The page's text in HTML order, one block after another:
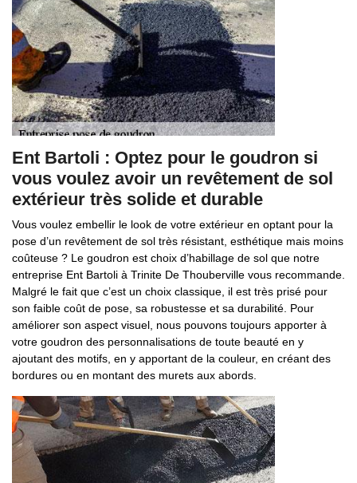
Ent Bartoli : Optez pour le goudron si
vous voulez avoir un revêtement de sol
extérieur très solide et durable
Vous voulez embellir le look de votre extérieur en optant pour la
pose d’un revêtement de sol très résistant, esthétique mais moins
coûteuse ? Le goudron est choix d’habillage de sol que notre
entreprise Ent Bartoli à Trinite De Thouberville vous recommande.
Malgré le fait que c’est un choix classique, il est très prisé pour
son faible coût de pose, sa robustesse et sa durabilité. Pour
améliorer son aspect visuel, nous pouvons toujours apporter à
votre goudron des personnalisations de toute beauté en y
ajoutant des motifs, en y apportant de la couleur, en créant des
bordures ou en montant des murets aux abords.